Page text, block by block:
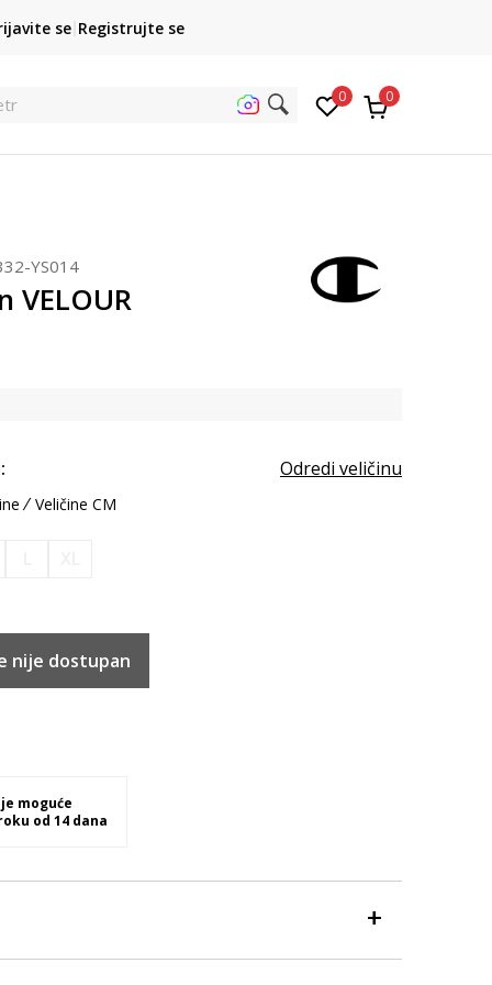
Obaveštenje o promeni naziva kompanije
se Registrujte se
sajt. 0 0
YS014
VELOUR
Odredi veličinu
Veličine CM
nije dostupan
moguće
od 14 dana